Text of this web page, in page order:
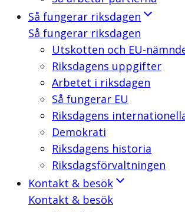
Så fungerar riksdagen
Så fungerar riksdagen
Utskotten och EU-
Riksdagens uppgifter
Arbetet i riksdagen
Så fungerar EU
Riksdagens
Demokrati
Riksdagens historia
Riksdagsförvaltningen
Kontakt & besök
Kontakt & besök